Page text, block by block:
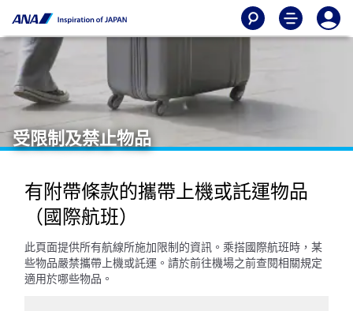
受限制及禁止物品
有附帶條款的攜帶上機或託運物品
（國際航班）
此頁面提供所有航線所施加限制的資訊。乘搭國際航班時，某
些物品嚴禁攜帶上機或託運。請於前往機場之前查閱相關規定
適用於哪些物品。